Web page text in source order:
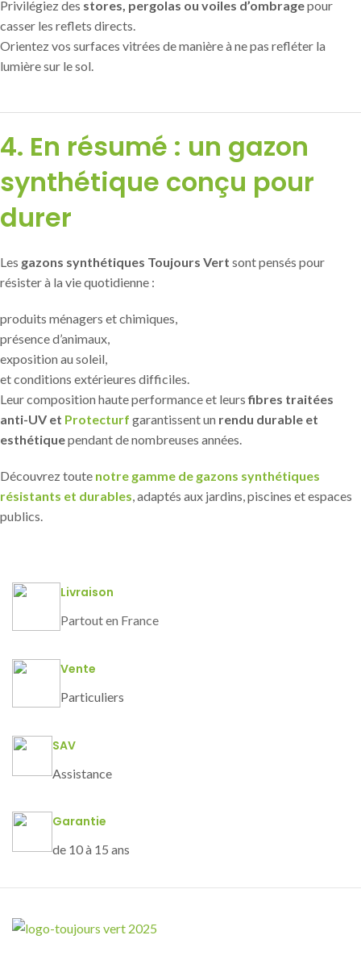
Privilégiez des stores, pergolas ou voiles d’ombragepour
casser les reflets directs.
Orientez vos surfaces vitrées de manière à ne pas refléter la
lumière sur le sol.
4. En résumé : un gazon
synthétique conçu pour
durer
Les gazons synthétiques Toujours Vert sont pensés pour
résister à la vie quotidienne :
produits ménagers et chimiques,
présence d’animaux,
exposition au soleil,
et conditions extérieures difficiles.
Leur composition haute performance et leursfibres traitées
anti-UV et Protecturf garantissent un rendu durable et
esthétiquependant de nombreuses années.
Découvrez toute notre gamme de gazons synthétiques
résistants et durables, adaptés aux jardins, piscines et espaces
publics.
Livraison
Partout en France
Vente
Particuliers
SAV
Assistance
Garantie
de 10 à 15 ans